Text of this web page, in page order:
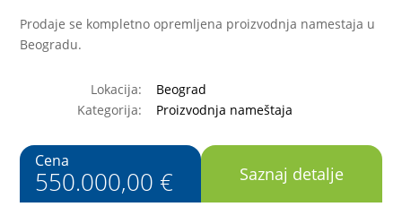
Prodaje se kompletno opremljena proizvodnja namestaja u
Beogradu.
Lokacija:
Beograd
Kategorija:
Proizvodnja nameštaja
Cena
550.000,00 € Saznaj detalje